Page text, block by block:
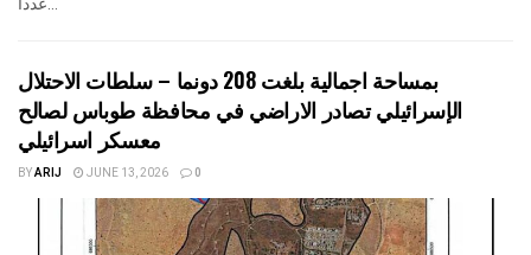
بمساحة اجمالية بلغت 208 دونما – سلطات الاحتلال
الإسرائيلي تصادر الاراضي في محافظة طوباس لصالح
معسكر اسرائيلي
BYARIJ JUNE 13, 2026 0